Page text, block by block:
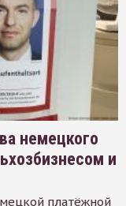
немецкого
и
платёжной